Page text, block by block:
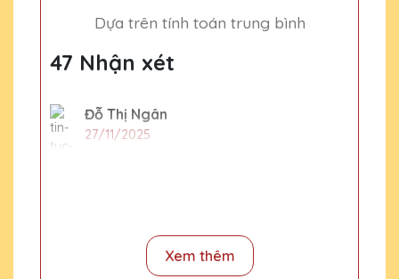
Dựa trên tính toán trung bình
47 Nhận xét
Đỗ Thị Ngân
27/11/2025
Xem thêm